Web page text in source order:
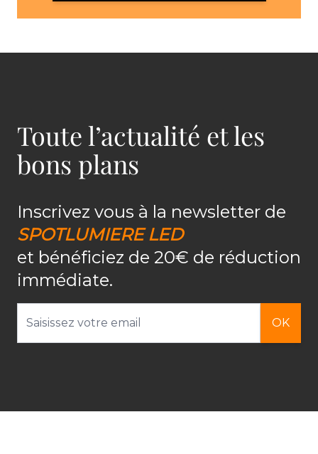
Toute l’actualité et les
bons plans
Inscrivez vous à la newsletter de
SPOTLUMIERE LED
et bénéficiez de 20€ de réduction
immédiate.
OK